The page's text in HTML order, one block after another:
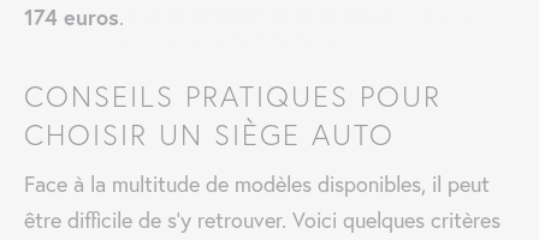
174 euros.
CONSEILS PRATIQUES POUR
CHOISIR UN SIÈGE AUTO
Face à la multitude de modèles disponibles, il peut
être difficile de s’y retrouver. Voici quelques critères